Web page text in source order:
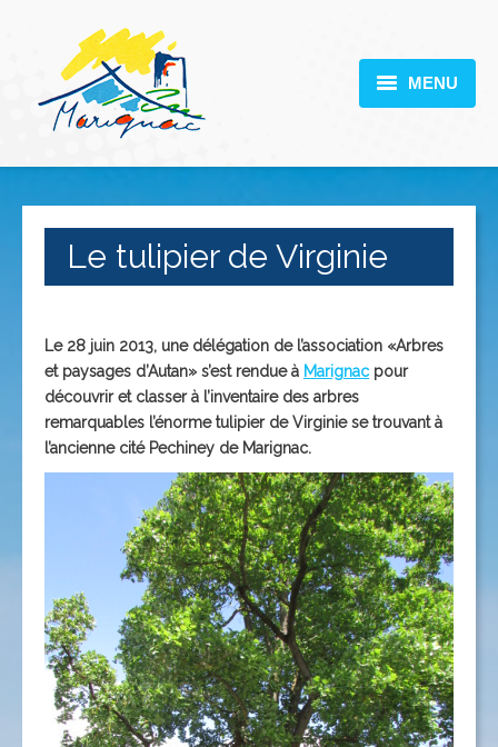
MENU
DÉCOUVERTE
SCOLARITÉ
ACTUALITÉS
CONTACT
Le tulipier de Virginie
Le 28 juin 2013, une délégation de l’association «Arbres
et paysages d’Autan» s’est rendue à Marignacpour
découvrir et classer à l’inventaire des arbres
remarquables l’énorme tulipier de Virginie se trouvant à
l’ancienne cité Pechiney de Marignac.